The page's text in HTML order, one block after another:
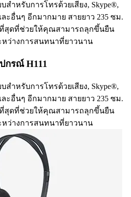
ำหรับการโทรด้วยเสียง, Skype®,
ะอื่นๆ อีกมากมาย สายยาว 235 ซม.
สุดที่ช่วยให้คุณสามารถลุกขึ้นยืน
หว่างการสนทนาที่ยาวนาน
กรณ์ H111
ำหรับการโทรด้วยเสียง, Skype®,
ะอื่นๆ อีกมากมาย สายยาว 235 ซม.
สุดที่ช่วยให้คุณสามารถลุกขึ้นยืน
หว่างการสนทนาที่ยาวนาน